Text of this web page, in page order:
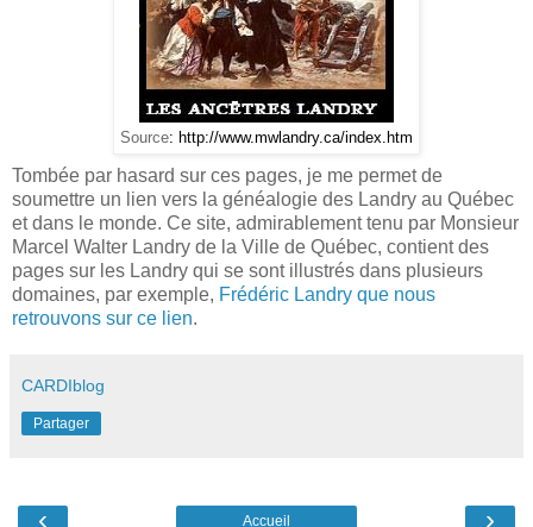
Source: http://www.mwlandry.ca/index.htm
Tombée par hasard sur ces pages, je me permet de
soumettre un lien vers la généalogie des Landry au Québec
et dans le monde. Ce site, admirablement tenu par Monsieur
Marcel Walter Landry de la Ville de Québec, contient des
pages sur les Landry qui se sont illustrés dans plusieurs
domaines, par exemple, Frédéric Landry que nous
retrouvons sur ce lien.
CARDIblog
Partager
‹ ›
Accueil